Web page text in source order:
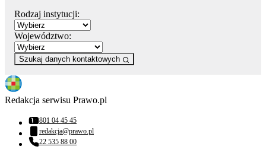
Rodzaj instytucji:
Województwo:
Szukaj danych kontaktowych
Redakcja serwisu Prawo.pl
Numer telefonu:
801 04 45 45
Adres email:
redakcja@prawo.pl
Numer telefonu:
22 535 88 00